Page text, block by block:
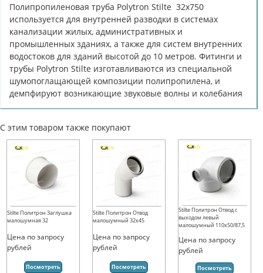
Полипропиленовая труба Polytron Stilte 32х750
используется для внутренней разводки в системах
канализации жилых, административных и
промышленных зданиях, а также для систем внутренних
водостоков для зданий высотой до 10 метров. Фитинги и
трубы Polytron Stilte изготавливаются из специальной
шумопоглащающей композиции полипропилена, и
демпфируют возникающие звуковые волны и колебания
С этим товаром также покупают
Stilte Политрон Заглушка
малошумная 32
Цена по запросу
рублей
Посмотреть
Stilte Политрон Отвод
малошумный 32х45
Цена по запросу
рублей
Посмотреть
Stilte Политрон Отвод с
выходом левый
малошумный 110x50/87,5
Цена по запросу
рублей
Посмотреть